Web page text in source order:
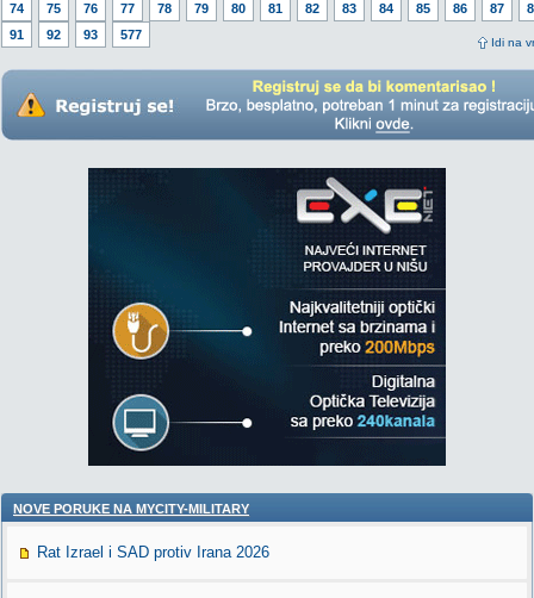
74
75 76 77 78 79 80 81 82 83 84 85 86 87
91
92 93 577
Idi na
NOVE PORUKE NA MYCITY-MILITARY
Rat Izrael i SAD protiv Irana 2026